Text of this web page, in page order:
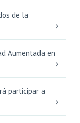
de la
Aumentada en
participar a